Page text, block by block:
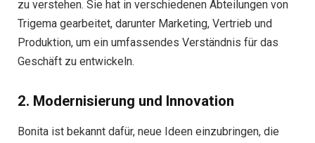
zu verstehen. Sie hat in verschiedenen Abteilungen von
Trigema gearbeitet, darunter Marketing, Vertrieb und
Produktion, um ein umfassendes Verständnis für das
Geschäft zu entwickeln.
2. Modernisierung und Innovation
Bonita ist bekannt dafür, neue Ideen einzubringen, die